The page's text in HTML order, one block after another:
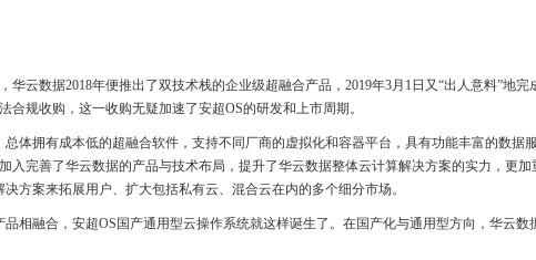
华云数据2018年便推出了双技术栈的企业级超融合产品，2019年3月1日又“出人意料”地完
合规收购，这一收购无疑加速了安超OS的研发和上市周期。
总体拥有成本低的超融合软件，支持不同厂商的虚拟化和容器平台，具有功能丰富的数据
入完善了华云数据的产品与技术布局，提升了华云数据整体云计算解决方案的实力，更加
方案来拓展用户、扩大包括私有云、混合云在内的多个细分市场。
相融合，安超OS国产通用型云操作系统就这样诞生了。在国产化与通用型方向，华云数